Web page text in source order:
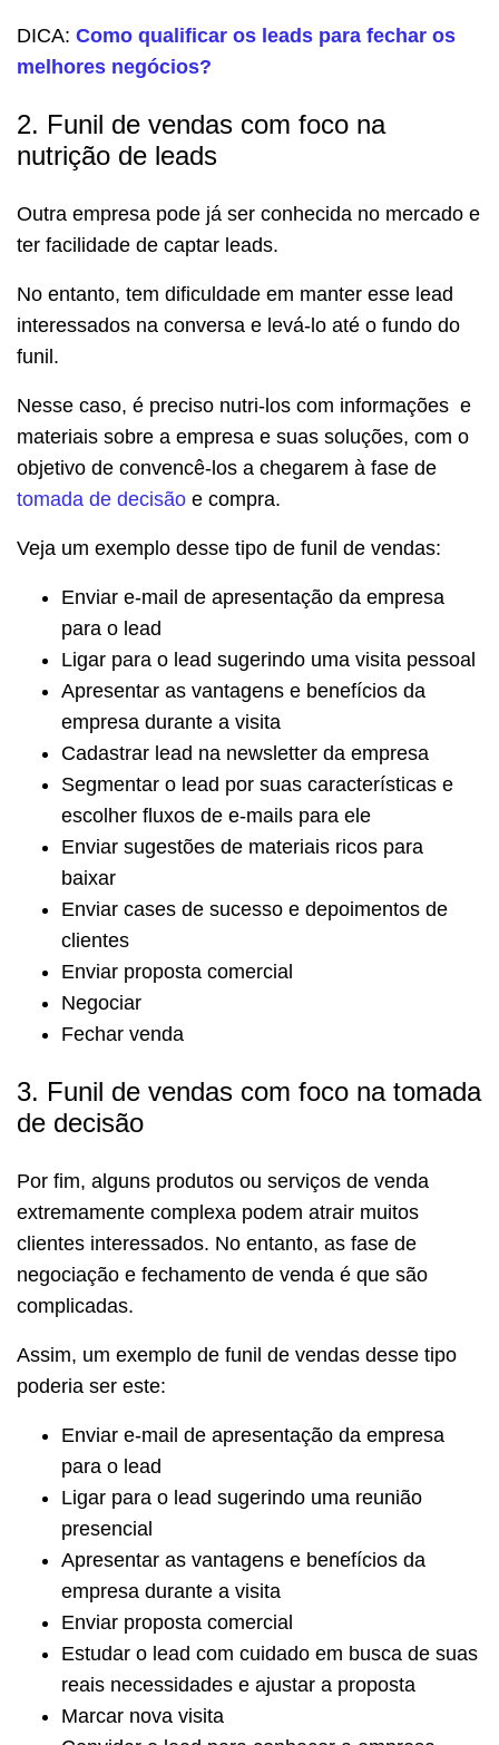
DICA: Como qualificar os leads para fechar os
melhores negócios?
2. Funil de vendas com foco na
nutrição de leads
Outra empresa pode já ser conhecida no mercado e
ter facilidade de captar leads.
No entanto, tem dificuldade em manter esse lead
interessados na conversa e levá-lo até o fundo do
funil.
Nesse caso, é preciso nutri-los com informações e
materiais sobre a empresa e suas soluções, com o
objetivo de convencê-los a chegarem à fase de
tomada de decisão e compra.
Veja um exemplo desse tipo de funil de vendas:
Enviar e-mail de apresentação da empresa
para o lead
Ligar para o lead sugerindo uma visita pessoal
Apresentar as vantagens e benefícios da
empresa durante a visita
Cadastrar lead na newsletter da empresa
Segmentar o lead por suas características e
escolher fluxos de e-mails para ele
Enviar sugestões de materiais ricos para
baixar
Enviar cases de sucesso e depoimentos de
clientes
Enviar proposta comercial
Negociar
Fechar venda
3. Funil de vendas com foco na tomada
de decisão
Por fim, alguns produtos ou serviços de venda
extremamente complexa podem atrair muitos
clientes interessados. No entanto, as fase de
negociação e fechamento de venda é que são
complicadas.
Assim, um exemplo de funil de vendas desse tipo
poderia ser este:
Enviar e-mail de apresentação da empresa
para o lead
Ligar para o lead sugerindo uma reunião
presencial
Apresentar as vantagens e benefícios da
empresa durante a visita
Enviar proposta comercial
Estudar o lead com cuidado em busca de suas
reais necessidades e ajustar a proposta
Marcar nova visita